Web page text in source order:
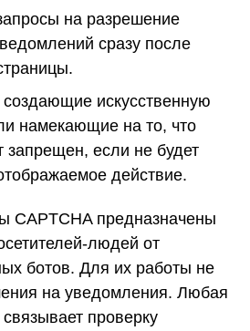
на разрешение
сразу после
искусственную
намекающие на то, что
запрещен, если не будет
действие.
CAPTCHA предназначены
людей от
ботов. Для их работы не
на уведомления. Любая
проверку